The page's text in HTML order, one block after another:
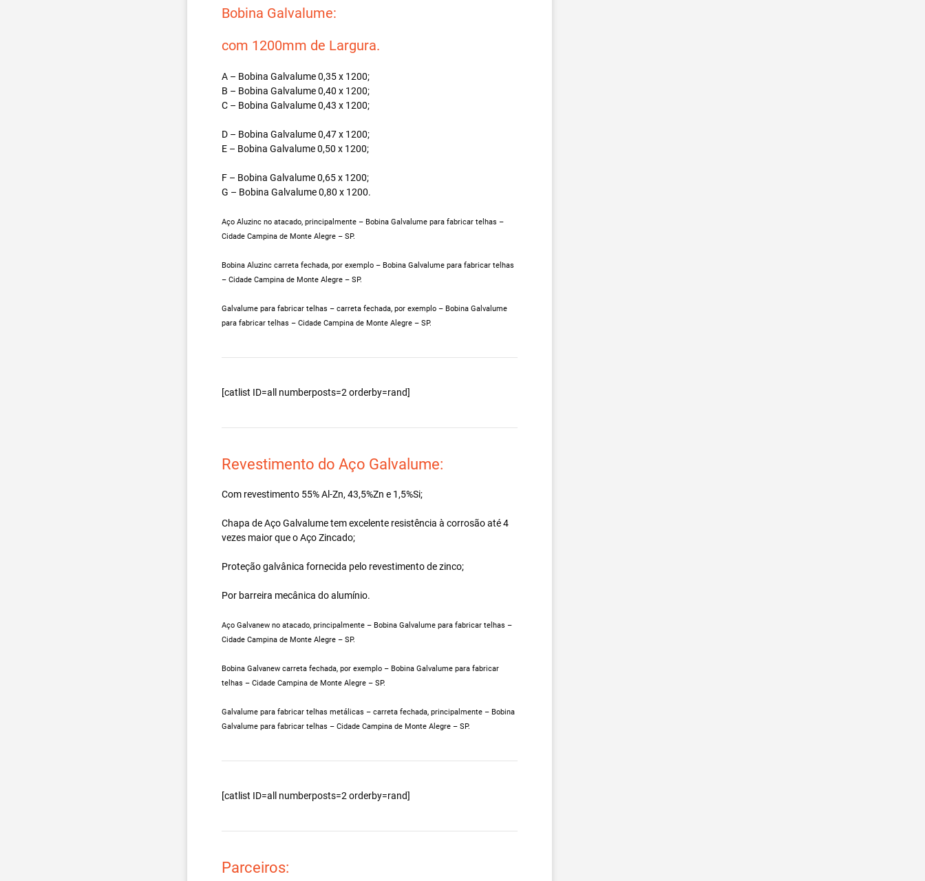
Bobina Galvalume:
com 1200mm de Largura.
A – Bobina Galvalume 0,35 x 1200;
B – Bobina Galvalume 0,40 x 1200;
C – Bobina Galvalume 0,43 x 1200;
D – Bobina Galvalume 0,47 x 1200;
E – Bobina Galvalume 0,50 x 1200;
F – Bobina Galvalume 0,65 x 1200;
G – Bobina Galvalume 0,80 x 1200.
Aço Aluzinc no atacado, principalmente – Bobina Galvalume para fabricar telhas –
Cidade Campina de Monte Alegre – SP.
Bobina Aluzinc carreta fechada, por exemplo – Bobina Galvalume para fabricar telhas
– Cidade Campina de Monte Alegre – SP.
Galvalume para fabricar telhas – carreta fechada, por exemplo – Bobina Galvalume
para fabricar telhas – Cidade Campina de Monte Alegre – SP.
[catlist ID=all numberposts=2 orderby=rand]
Revestimento do Aço Galvalume:
Com revestimento 55% Al-Zn, 43,5%Zn e 1,5%Si;
Chapa de Aço Galvalume tem excelente resistência à corrosão até 4
vezes maior que o Aço Zincado;
Proteção galvânica fornecida pelo revestimento de zinco;
Por barreira mecânica do alumínio.
Aço Galvanew no atacado, principalmente – Bobina Galvalume para fabricar telhas –
Cidade Campina de Monte Alegre – SP.
Bobina Galvanew carreta fechada, por exemplo – Bobina Galvalume para fabricar
telhas – Cidade Campina de Monte Alegre – SP.
Galvalume para fabricar telhas metálicas – carreta fechada, principalmente – Bobina
Galvalume para fabricar telhas – Cidade Campina de Monte Alegre – SP.
[catlist ID=all numberposts=2 orderby=rand]
Parceiros: